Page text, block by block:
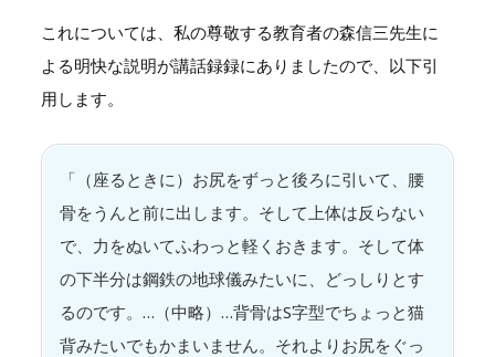
これについては、私の尊敬する教育者の森信三先生に
よる明快な説明が講話録録にありましたので、以下引
用します。
「（座るときに）お尻をずっと後ろに引いて、腰
骨をうんと前に出します。そして上体は反らない
で、力をぬいてふわっと軽くおきます。そして体
の下半分は鋼鉄の地球儀みたいに、どっしりとす
るのです。…（中略）…背骨はS字型でちょっと猫
背みたいでもかまいません。それよりお尻をぐっ